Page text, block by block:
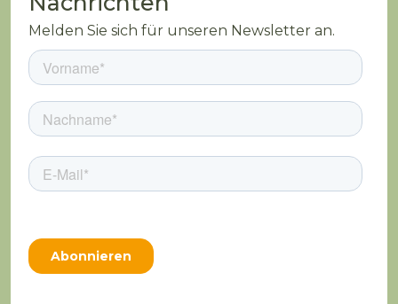
Melden Sie sich für unseren Newsletter an.